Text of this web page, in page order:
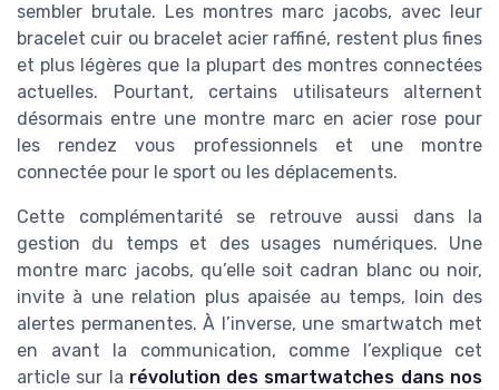
sembler brutale. Les montres marc jacobs, avec leur
bracelet cuir ou bracelet acier raffiné, restent plus fines
et plus légères que la plupart des montres connectées
actuelles. Pourtant, certains utilisateurs alternent
désormais entre une montre marc en acier rose pour
les rendez vous professionnels et une montre
connectée pour le sport ou les déplacements.
Cette complémentarité se retrouve aussi dans la
gestion du temps et des usages numériques. Une
montre marc jacobs, qu’elle soit cadran blanc ou noir,
invite à une relation plus apaisée au temps, loin des
alertes permanentes. À l’inverse, une smartwatch met
en avant la communication, comme l’explique cet
article sur la révolution des smartwatches dans nos